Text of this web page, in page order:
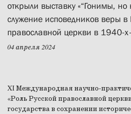
открыли выставку «“Гонимы, но
служение исповедников веры в
православной церкви в 1940-
04 апреля 2024
XI Международная научно-
«Роль Русской православной
государства в сохранении